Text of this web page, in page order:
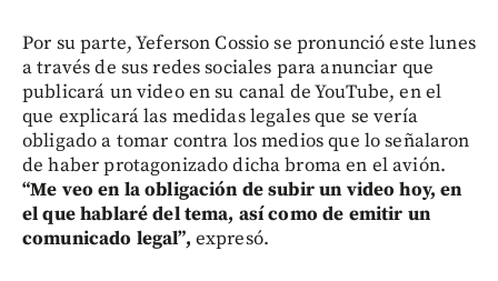
Por su parte, Yeferson Cossio se pronunció este lunes
a través de sus redes sociales para anunciar que
publicará un video en su canal de YouTube, en el
que explicará las medidas legales que se vería
obligado a tomar contra los medios que lo señalaron
de haber protagonizado dicha broma en el avión.
“Me veo en la obligación de subir un video hoy, en
el que hablaré del tema, así como de emitir un
comunicado legal”, expresó.